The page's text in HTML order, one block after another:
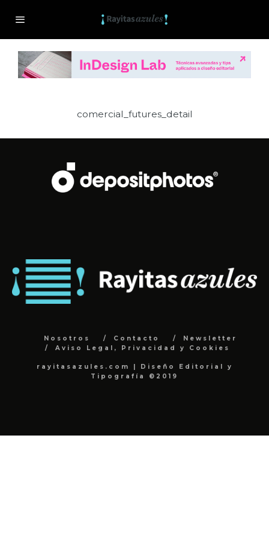
comercial_futures_detail
Nosotros Contacto
Newsletter
Aviso Legal, Privacidad y Cookies
rayitasazules.com | Diseño Editorial y
Tipografía ©2019